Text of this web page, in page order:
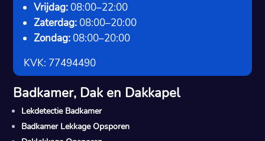
Vrijdag: 08:00–22:00
Zaterdag: 08:00–20:00
Zondag: 08:00–20:00
KVK: 77494490
Badkamer, Dak en Dakkapel
Lekdetectie Badkamer
Badkamer Lekkage Opsporen